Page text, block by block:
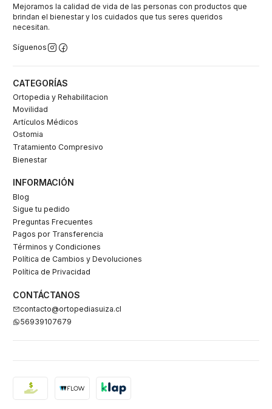
Mejoramos la calidad de vida de las personas con productos que
brindan el bienestar y los cuidados que tus seres queridos
necesitan.
Síguenos
CATEGORÍAS
Ortopedia y Rehabilitacion
Movilidad
Artículos Médicos
Ostomia
Tratamiento Compresivo
Bienestar
INFORMACIÓN
Blog
Sigue tu pedido
Preguntas Frecuentes
Pagos por Transferencia
Términos y Condiciones
Política de Cambios y Devoluciones
Política de Privacidad
CONTÁCTANOS
contacto@ortopediasuiza.cl
56939107679